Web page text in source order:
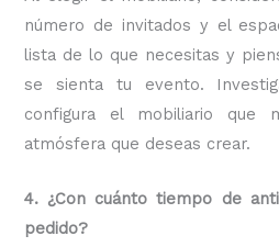
número de invitados y el
lista de lo que necesitas y
se sienta tu evento.
configura el mobiliario que
atmósfera que deseas crear.
4. ¿Con cuánto tiempo de
pedido?